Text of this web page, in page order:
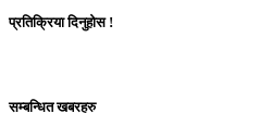
प्रतिक्रिया दिनुहोस !
सम्बन्धित खबरहरु